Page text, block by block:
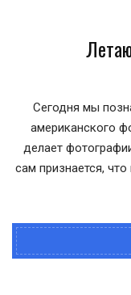
Сегодня мы
американского
делает
сам признается,